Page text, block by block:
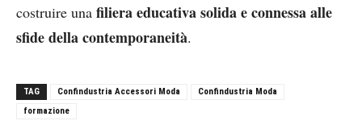
costruire una filiera educativa solida e connessa alle
sfide della contemporaneità.
TAG Confindustria Accessori Moda
Confindustria Moda
formazione